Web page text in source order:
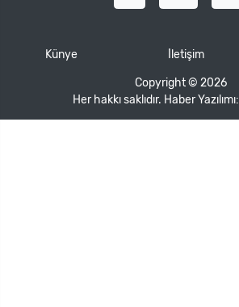
Künye İletişim
Copyright © 2026
Her hakkı saklıdır. Haber Yazılımı: